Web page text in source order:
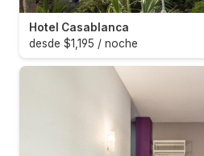
Hotel Casablanca
desde $1,195 / noche